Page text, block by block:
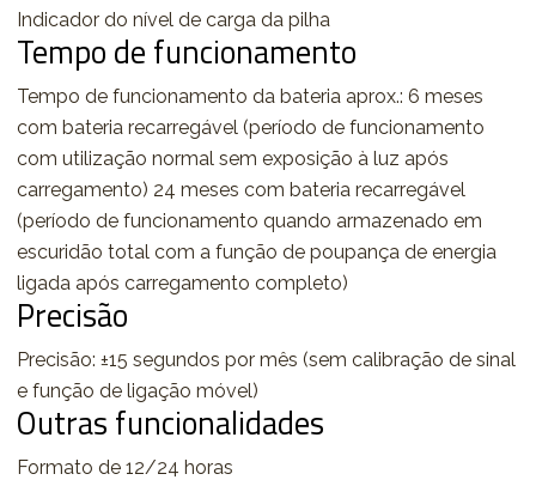
Indicador do nível de carga da pilha
Tempo de funcionamento
Tempo de funcionamento da bateria aprox.: 6 meses
com bateria recarregável (período de funcionamento
com utilização normal sem exposição à luz após
carregamento) 24 meses com bateria recarregável
(período de funcionamento quando armazenado em
escuridão total com a função de poupança de energia
ligada após carregamento completo)
Precisão
Precisão: ±15 segundos por mês (sem calibração de sinal
e função de ligação móvel)
Outras funcionalidades
Formato de 12/24 horas